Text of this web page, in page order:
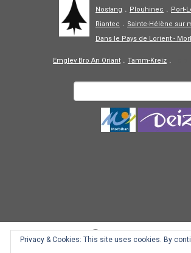
Nostang . Plouhinec . Port-
Riantec . Sainte-Hélène sur
Dans le Pays de Lorient -
Emglev Bro An Oriant . Tamm-Kreiz .
Privacy & Cookies: This site uses cookies. By